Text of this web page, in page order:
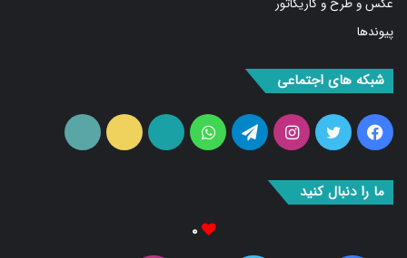
پیوندها
فیس
بوک
توییتراینستاگرامتلگرامواتس
آپ
آپارات ایتا